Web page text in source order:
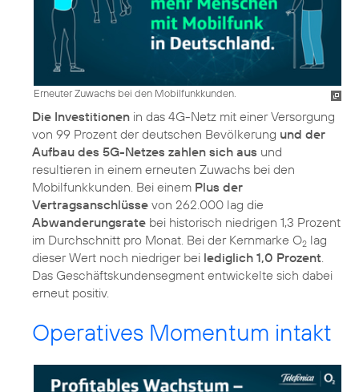
Erneuter Zuwachs bei den Mobilfunkkunden.
Die Investitionen in das 4G-Netz mit einer Versorgung
von 99 Prozent der deutschen Bevölkerung und der
Aufbau des 5G-Netzes zahlen sich aus und
resultieren in einem erneuten Zuwachs bei den
Mobilfunkkunden. Bei einem Plus der
Vertragsanschlüsse von 262.000 lag die
Abwanderungsrate bei historisch niedrigen 1,3 Prozent
im Durchschnitt pro Monat. Bei der Kernmarke O2 lag
dieser Wert noch niedriger bei lediglich 1,0 Prozent
Das Geschäftskundensegment entwickelte sich dabei
erneut positiv.
Operatives Momentum intakt